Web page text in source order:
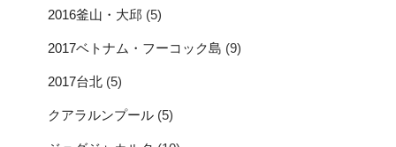
2016釜山・大邱 (5)
2017ベトナム・フーコック島 (9)
2017台北 (5)
クアラルンプール (5)